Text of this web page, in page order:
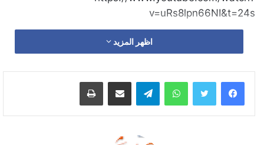
v=uRs8lpn66NI&t=24s
اظهر المزيد
واتساب تيلقرام مشاركة عبر البريد طباعة